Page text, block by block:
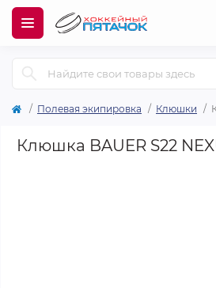
Полевая экипировка Клюшки
Клюшка BAUER S22